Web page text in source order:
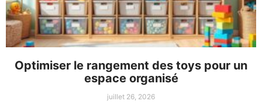
Optimiser le rangement des toys pour un
espace organisé
juillet 26, 2026